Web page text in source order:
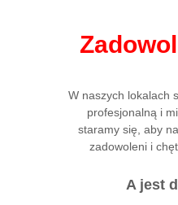
W naszych lokalach
profesjonalną i
staramy się, aby
zadowoleni i
A jest